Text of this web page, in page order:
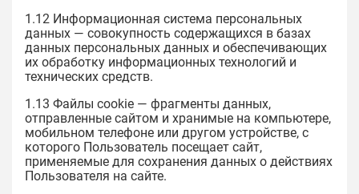
1.12 Информационная система персональных
данных — совокупность содержащихся в базах
данных персональных данных и обеспечивающих
их обработку информационных технологий и
технических средств.
1.13 Файлы cookie — фрагменты данных,
отправленные сайтом и хранимые на компьютере,
мобильном телефоне или другом устройстве, с
которого Пользователь посещает сайт,
применяемые для сохранения данных о действиях
Пользователя на сайте.